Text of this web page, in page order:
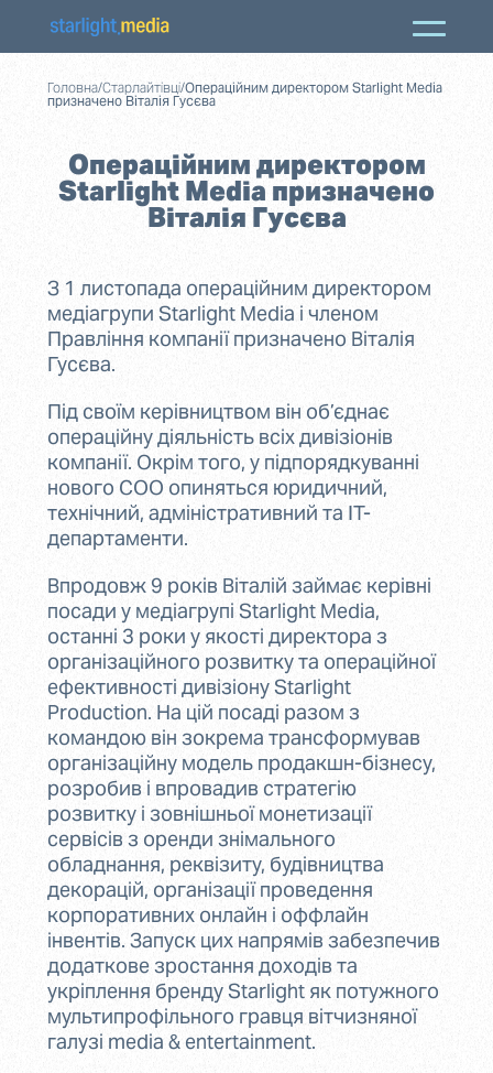
Головна/Старлайтівці/Операційним директором Starlight Media
призначено Віталія Гусєва
Операційним директором
Starlight Media призначено
Віталія Гусєва
З 1 листопада операційним директором
медіагрупи Starlight Media і членом
Правління компанії призначено Віталія
Гусєва.
Під своїм керівництвом він об’єднає
операційну діяльність всіх дивізіонів
компанії. Окрім того, у підпорядкуванні
нового СОО опиняться юридичний,
технічний, адміністративний та IT-
департаменти.
Впродовж 9 років Віталій займає керівні
посади у медіагрупі Starlight Media,
останні 3 роки у якості директора з
організаційного розвитку та операційної
ефективності дивізіону Starlight
Production. На цій посаді разом з
командою він зокрема трансформував
організаційну модель продакшн-бізнесу,
розробив і впровадив стратегію
розвитку і зовнішньої монетизації
сервісів з оренди знімального
обладнання, реквізиту, будівництва
декорацій, організації проведення
корпоративних онлайн і оффлайн
інвентів. Запуск цих напрямів забезпечив
додаткове зростання доходів та
укріплення бренду Starlight як потужного
мультипрофільного гравця вітчизняної
галузі media & entertainment.